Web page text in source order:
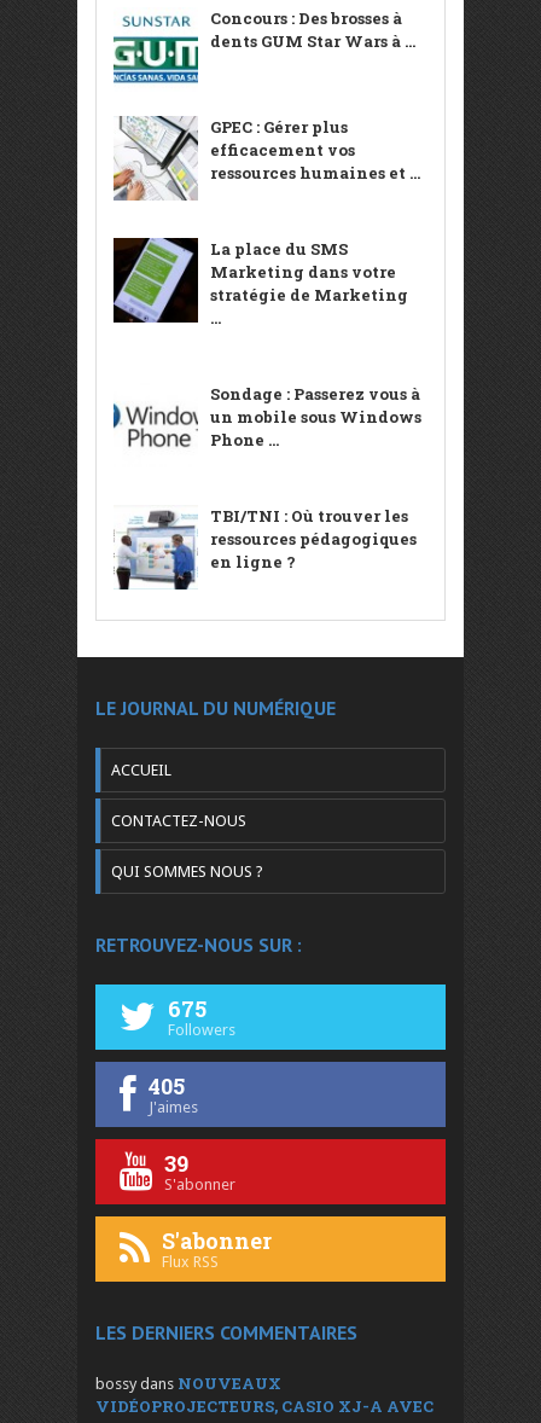
Concours : Des brosses à
dents GUM Star Wars à ...
GPEC : Gérer plus
efficacement vos
ressources humaines et ...
La place du SMS
Marketing dans votre
stratégie de Marketing
...
Sondage : Passerez vous à
un mobile sous Windows
Phone ...
TBI/TNI : Où trouver les
ressources pédagogiques
en ligne ?
LE JOURNAL DU NUMÉRIQUE
ACCUEIL
CONTACTEZ-NOUS
QUI SOMMES NOUS ?
RETROUVEZ-NOUS SUR :
675
Followers
405
J'aimes
39
S'abonner
S'abonner
Flux RSS
LES DERNIERS COMMENTAIRES
bossy dans NOUVEAUX
VIDÉOPROJECTEURS, CASIO XJ-A AVEC